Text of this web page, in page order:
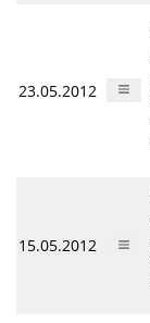
23.05.2012
15.05.2012